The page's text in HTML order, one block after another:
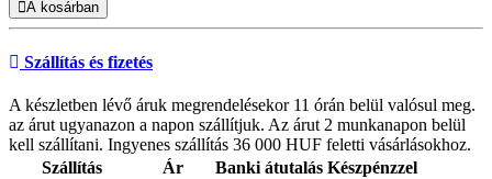
A kosárban
Szállítás és fizetés
A készletben lévő áruk megrendelésekor 11 órán belül valósul meg.
az árut ugyanazon a napon szállítjuk. Az árut 2 munkanapon belül
kell szállítani. Ingyenes szállítás 36 000 HUF feletti vásárlásokhoz.
Szállítás
Ár Banki átutalás Készpénzzel